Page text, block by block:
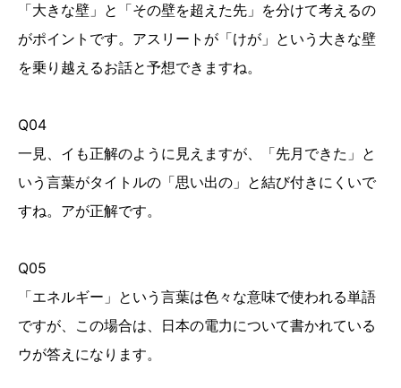
「大きな壁」と「その壁を超えた先」を分けて考えるの
がポイントです。アスリートが「けが」という大きな壁
を乗り越えるお話と予想できますね。
Q04
一見、イも正解のように見えますが、「先月できた」と
いう言葉がタイトルの「思い出の」と結び付きにくいで
すね。アが正解です。
Q05
「エネルギー」という言葉は色々な意味で使われる単語
ですが、この場合は、日本の電力について書かれている
ウが答えになります。